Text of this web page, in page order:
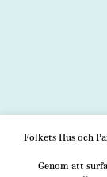
Folkets Hus och
Genom att